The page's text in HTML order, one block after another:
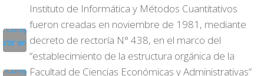
Instituto de Informática y Métodos Cuantitativos
fueron creadas en noviembre de 1981, mediante
decreto de rectoría N° 438, en el marco del
“establecimiento de la estructura orgánica de la
Facultad de Ciencias Económicas y Administrativas”